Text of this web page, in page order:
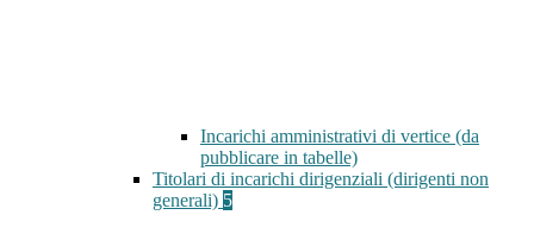
Incarichi amministrativi di vertice (da
pubblicare in tabelle)
Titolari di incarichi dirigenziali (dirigenti non
generali) 5